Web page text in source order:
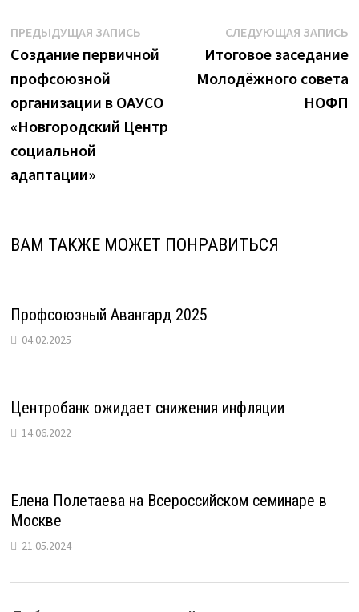
Навигация
по
записям
ПРЕДЫДУЩАЯ ЗАПИСЬ
запись:
Создание первичной
профсоюзной
организации в ОАУСО
«Новгородский Центр
социальной
адаптации»
СЛЕДУЮЩАЯ ЗАПИСЬ
Итоговое заседание
Молодёжного совета
НОФП
ВАМ ТАКЖЕ МОЖЕТ ПОНРАВИТЬСЯ
Профсоюзный Авангард 2025
04.02.2025
Центробанк ожидает снижения инфляции
14.06.2022
Елена Полетаева на Всероссийском семинаре в
Москве
21.05.2024